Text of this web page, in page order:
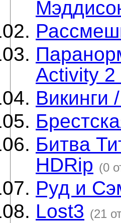
Activity 2
Викинги
Битва
HDRip (0
Руд и
Lost3 (21